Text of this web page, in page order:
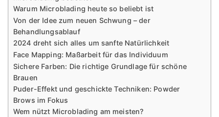
Warum Microblading heute so beliebt ist
Von der Idee zum neuen Schwung – der
Behandlungsablauf
2024 dreht sich alles um sanfte Natürlichkeit
Face Mapping: Maßarbeit für das Individuum
Sichere Farben: Die richtige Grundlage für schöne
Brauen
Puder-Effekt und geschickte Techniken: Powder
Brows im Fokus
Wem nützt Microblading am meisten?